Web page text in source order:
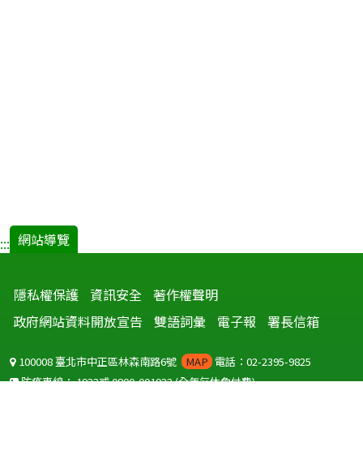
::: 網站導覽
隱私權保護 資訊安全 著作權聲明
政府網站資料開放宣告
雙語詞彙 電子報 署長信箱
100008 臺北市中正區林森南路6號 MAP 電話：02-2395-9825
防疫專線：1922或0800-001922(全年無休免付費)